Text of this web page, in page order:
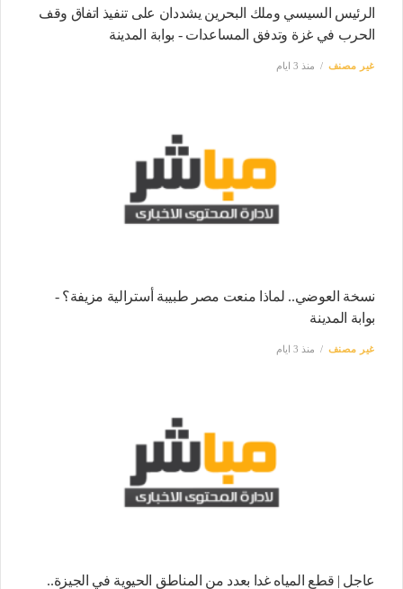
الرئيس السيسي وملك البحرين يشددان على تنفيذ اتفاق وقف
الحرب في غزة وتدفق المساعدات - بوابة المدينة
غير مصنف منذ 3 ايام
نسخة العوضي.. لماذا منعت مصر طبيبة أسترالية مزيفة؟ -
بوابة المدينة
غير مصنف منذ 3 ايام
عاجل | قطع المياه غدا بعدد من المناطق الحيوية في الجيزة..